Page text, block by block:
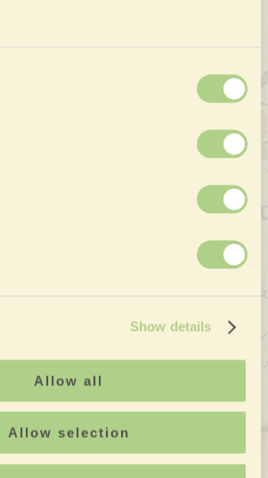
Show details
Allow all
Allow selection